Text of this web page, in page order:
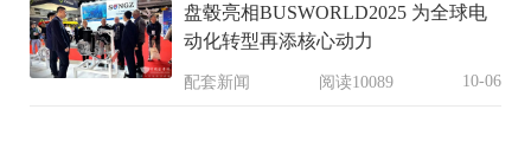
盘毂亮相BUSWORLD2025 为全球电
动化转型再添核心动力
配套新闻 阅读10089 10-06